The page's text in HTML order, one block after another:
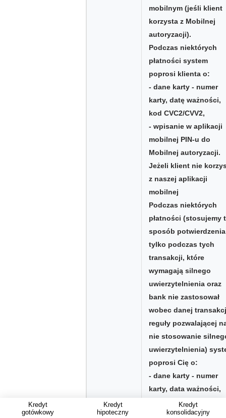
mobilnym (jeśli klient
korzysta z Mobilnej
autoryzacji).
Podczas niektórych
płatności system
poprosi klienta o:
- dane karty - numer
karty, datę ważności,
kod CVC2/CVV2,
- wpisanie w aplikacji
mobilnej PIN-u do
Mobilnej autoryzacji.
Jeżeli klient nie
z naszej aplikacji
mobilnej
Podczas niektórych
płatności (stosujemy
sposób potwierdzenia
tylko podczas tych
transakcji, które
wymagają silnego
uwierzytelnienia oraz
bank nie zastosował
wobec danej
reguły pozwalającej
nie stosowanie
uwierzytelnienia)
poprosi Cię o:
- dane karty - numer
karty, data ważności,
kod CVC2/CVV2
(trzycyfrowy numer,
Kredyt
gotówkowy
Kredyt
hipoteczny
Kredyt
konsolidacyjny